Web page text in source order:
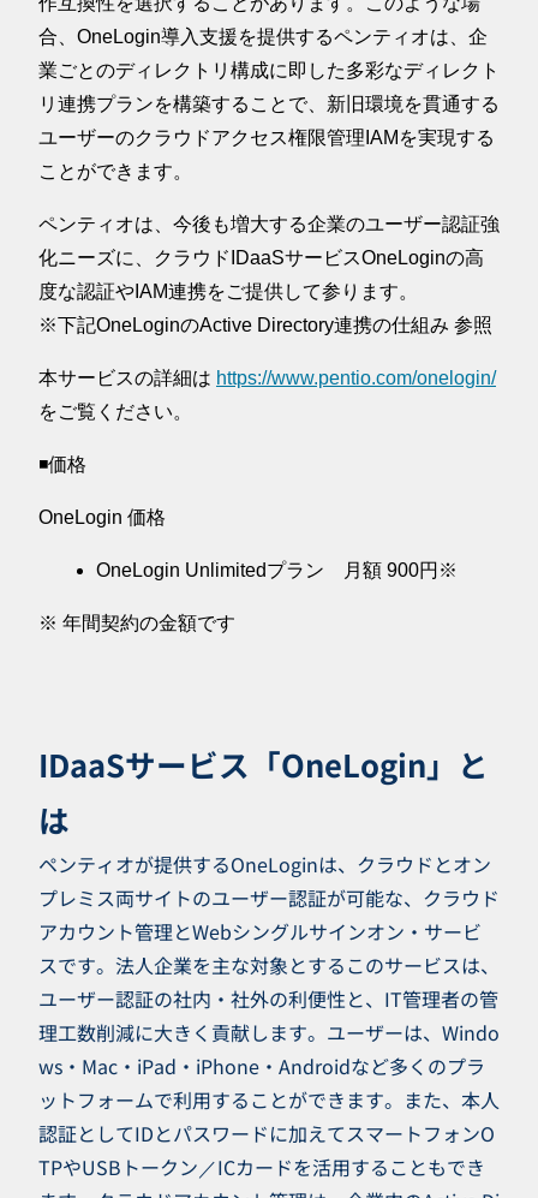
合、OneLogin導入支援を提供するペンティオは、企
業ごとのディレクトリ構成に即した多彩なディレクト
リ連携プランを構築することで、新旧環境を貫通する
ユーザーのクラウドアクセス権限管理IAMを実現する
ことができます。
ペンティオは、今後も増大する企業のユーザー認証強
化ニーズに、クラウドIDaaSサービスOneLoginの高
度な認証やIAM連携をご提供して参ります。
※下記OneLoginのActive Directory連携の仕組み 参照
本サービスの詳細は https://www.pentio.com/onelogin/
をご覧ください。
◾️価格
OneLogin 価格
OneLogin Unlimitedプラン 月額 900円※
※ 年間契約の金額です
IDaaSサービス「OneLogin」と
は
ペンティオが提供するOneLoginは、クラウドとオン
プレミス両サイトのユーザー認証が可能な、クラウド
アカウント管理とWebシングルサインオン・サービ
スです。法人企業を主な対象とするこのサービスは、
ユーザー認証の社内・社外の利便性と、IT管理者の管
理工数削減に大きく貢献します。ユーザーは、Windo
ws・Mac・iPad・iPhone・Androidなど多くのプラ
ットフォームで利用することができます。また、本人
認証としてIDとパスワードに加えてスマートフォンO
TPやUSBトークン／ICカードを活用することもでき